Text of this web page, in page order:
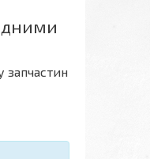
запчастин